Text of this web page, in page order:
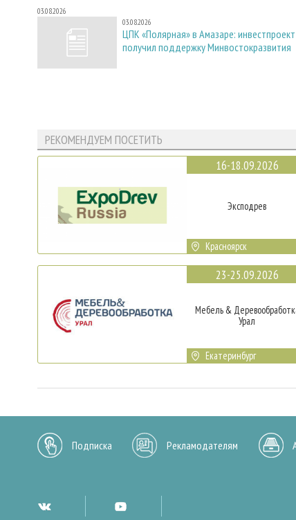
03.08.2026
03.08.2026
ЦПК «Полярная» в Амазаре: инвестпроект
получил поддержку Минвостокразвития
РЕКОМЕНДУЕМ ПОСЕТИТЬ
16-18.09.2026
Эксподрев
Красноярск
23-25.09.2026
Мебель &
Урал
Екатеринбург
Подписка Рекламодателям